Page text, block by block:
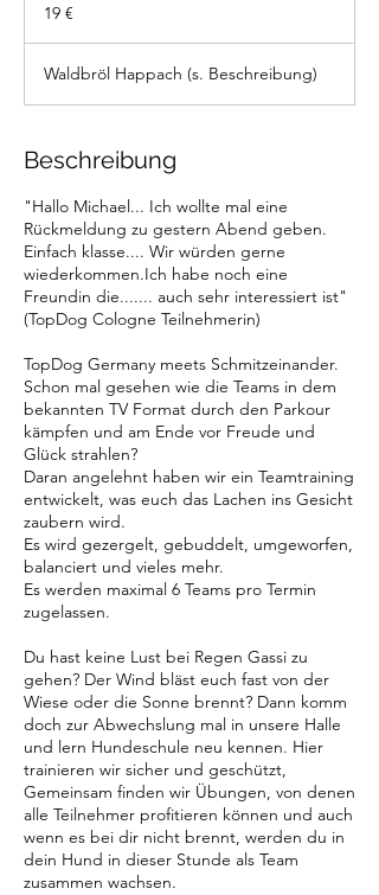
19 €
Waldbröl Happach (s. Beschreibung)
Beschreibung
"Hallo Michael... Ich wollte mal eine
Rückmeldung zu gestern Abend geben.
Einfach klasse.... Wir würden gerne
wiederkommen.Ich habe noch eine
Freundin die....... auch sehr interessiert ist"
(TopDog Cologne Teilnehmerin)
TopDog Germany meets Schmitzeinander.
Schon mal gesehen wie die Teams in dem
bekannten TV Format durch den Parkour
kämpfen und am Ende vor Freude und
Glück strahlen?
Daran angelehnt haben wir ein Teamtraining
entwickelt, was euch das Lachen ins Gesicht
zaubern wird.
Es wird gezergelt, gebuddelt, umgeworfen,
balanciert und vieles mehr.
Es werden maximal 6 Teams pro Termin
zugelassen.
Du hast keine Lust bei Regen Gassi zu
gehen? Der Wind bläst euch fast von der
Wiese oder die Sonne brennt? Dann komm
doch zur Abwechslung mal in unsere Halle
und lern Hundeschule neu kennen. Hier
trainieren wir sicher und geschützt,
Gemeinsam finden wir Übungen, von denen
alle Teilnehmer profitieren können und auch
wenn es bei dir nicht brennt, werden du in
dein Hund in dieser Stunde als Team
zusammen wachsen.